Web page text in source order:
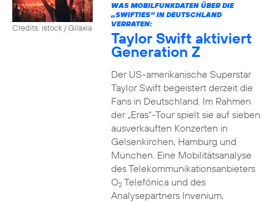
Credits: istock / Gilaxia
WAS MOBILFUNKDATEN ÜBER DIE
„SWIFTIES“ IN DEUTSCHLAND
VERRATEN:
Taylor Swift aktiviert
Generation Z
Der US-amerikanische Superstar
Taylor Swift begeistert derzeit die
Fans in Deutschland. Im Rahmen
der „Eras“-Tour spielt sie auf sieben
ausverkauften Konzerten in
Gelsenkirchen, Hamburg und
München. Eine Mobilitätsanalyse
des Telekommunikationsanbieters
O2Telefónica und des
Analysepartners Invenium,